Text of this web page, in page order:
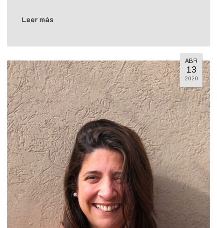
Leer más
ABR
13
2020